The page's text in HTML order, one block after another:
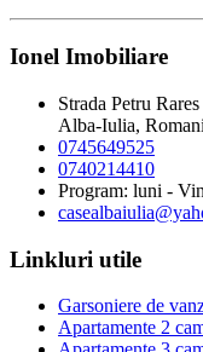
Ionel Imobiliare
Strada Petru
Alba-Iulia,
0745649525
0740214410
Program: luni -
Linkluri utile
Garsoniere de
Apartamente 2